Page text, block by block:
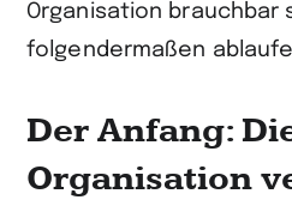
Organisation brauchbar
folgendermaßen
Der Anfang:
Organisation